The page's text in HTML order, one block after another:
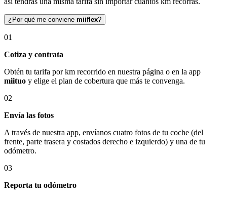
¿Por qué me conviene miiflex?
01
Cotiza y contrata
Obtén tu tarifa por km recorrido en nuestra página o en la app
miituo y elige el plan de cobertura que más te convenga.
02
Envía las fotos
A través de nuestra app, envíanos cuatro fotos de tu coche (del
frente, parte trasera y costados derecho e izquierdo) y una de tu
odómetro.
03
Reporta tu odómetro